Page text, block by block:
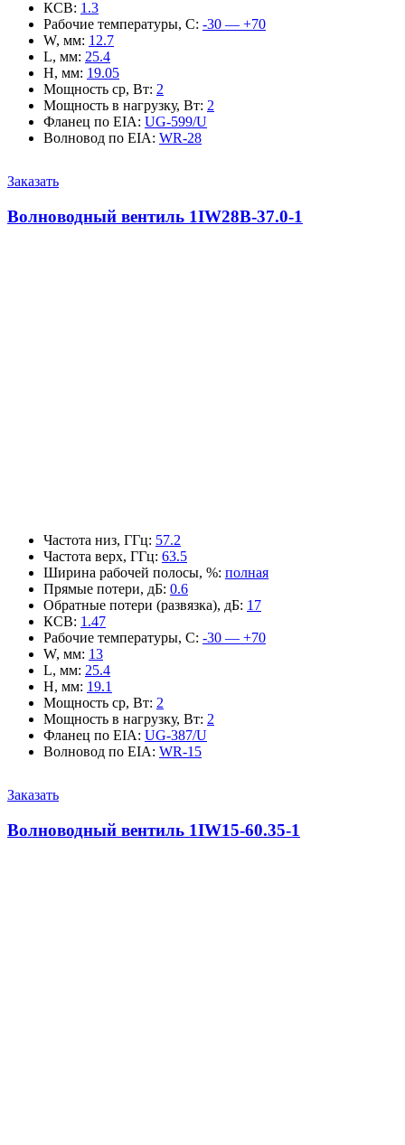
КСВ: 1.3
Рабочие температуры, С: -30 — +70
W, мм: 12.7
L, мм: 25.4
H, мм: 19.05
Мощность ср, Вт: 2
Мощность в нагрузку, Вт: 2
Фланец по EIA: UG-599/U
Волновод по EIA: WR-28
Заказать
Волноводный вентиль 1IW28B-37.0-1
Частота низ, ГГц: 57.2
Частота верх, ГГц: 63.5
Ширина рабочей полосы, %: полная
Прямые потери, дБ: 0.6
Обратные потери (развязка), дБ: 17
КСВ: 1.47
Рабочие температуры, С: -30 — +70
W, мм: 13
L, мм: 25.4
H, мм: 19.1
Мощность ср, Вт: 2
Мощность в нагрузку, Вт: 2
Фланец по EIA: UG-387/U
Волновод по EIA: WR-15
Заказать
Волноводный вентиль 1IW15-60.35-1